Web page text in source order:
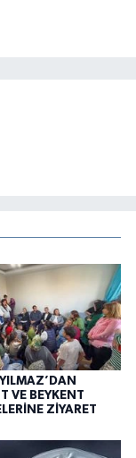
VE BEYKENT
ZİYARET